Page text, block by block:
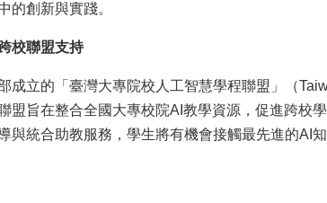
的創新與實踐。
校聯盟支持
成立的「臺灣大專院校人工智慧學程聯盟」（
盟旨在整合全國大專校院AI教學資源，促進跨校
與統合助教服務，學生將有機會接觸最先進的AI知